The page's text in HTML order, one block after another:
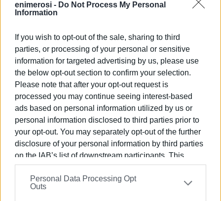
enimerosi - Do Not Process My Personal
Information
If you wish to opt-out of the sale, sharing to third
parties, or processing of your personal or sensitive
information for targeted advertising by us, please use
the below opt-out section to confirm your selection.
Please note that after your opt-out request is
processed you may continue seeing interest-based
ads based on personal information utilized by us or
personal information disclosed to third parties prior to
your opt-out. You may separately opt-out of the further
disclosure of your personal information by third parties
on the IAB’s list of downstream participants. This
information may also be disclosed by us to third parties
on theIAB’s List of Downstream Participants
that may
further disclose it to other third parties.
Personal Data Processing Opt
Outs
Μέχρι 30 Απριλίου δίνεται η δυνατότητα καύσης των
αυστηρών προϋποθέσεων.
ΑΥΞΗΜΕΝΗ ΠΡΟΣΟΧΗ:
Σε περιπτώσεις μη συμμόρφωσης των υπόχρεων στην
εκπλήρωση καθαρισμού και συντήρησης καθ' όλη τη
διάρκεια της αντιπυρικής περιόδου του χώρου,
επιβάλλονται οι κυρώσεις του άρθρου 6 με αριθ. πρωτ.
21837 οικ. Φ700/20/2024/24 Υ.Α (ΦΕΚ Β΄ 2695).
Επισημαίνεται επίσης ότι:
τους δεν υποβάλλουν τη δήλωση καθαρισμού,
επιβάλλεται πρόστιμο ύψους χιλίων (1.000) ευρώ,